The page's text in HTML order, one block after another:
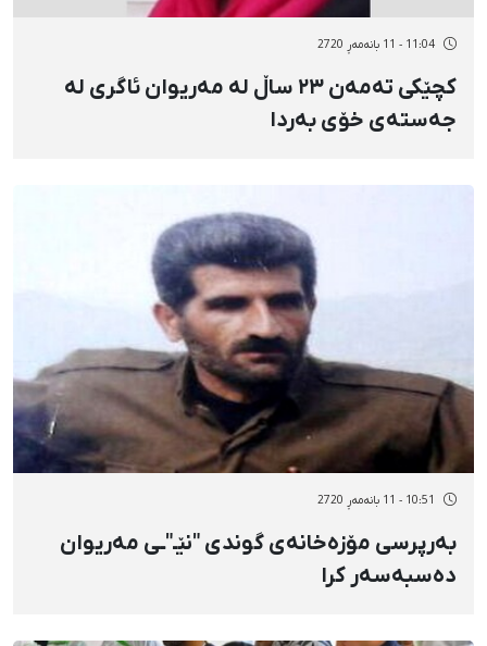
11:04 - 11 بانەمەڕ 2720
کچێکی تەمەن ٢٣ ساڵ لە مەریوان ئاگری لە
جەستەی خۆی بەردا
10:51 - 11 بانەمەڕ 2720
بەرپرسی مۆزەخانەی گوندی "نێـ"ـی مەریوان
دەسبەسەر کرا